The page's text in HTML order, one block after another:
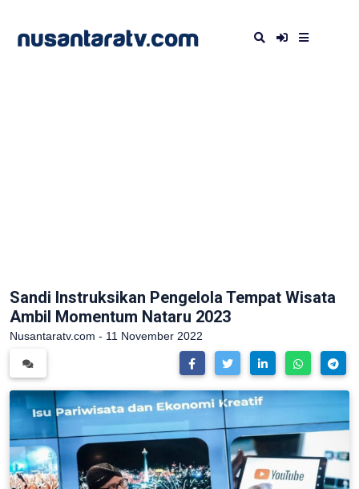
Sandi Instruksikan Pengelola Tempat Wisata
Ambil Momentum Nataru 2023
Nusantaratv.com - 11 November 2022